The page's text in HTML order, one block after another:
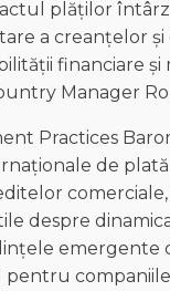
plăților
a creanțelor
financiare
Manager
Practices
de
despre
emergente
companiile